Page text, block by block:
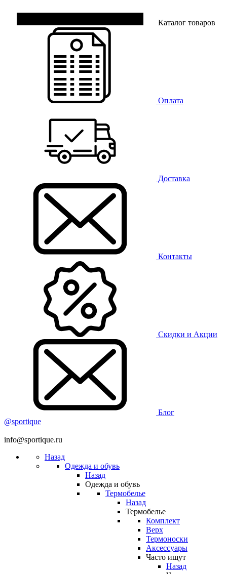
Каталог товаров
Оплата
Доставка
Контакты
Скидки и Акции
Блог
@sportique
info@sportique.ru
Назад
Одежда и обувь
Назад
Одежда и обувь
Термобелье
Назад
Термобелье
Комплект
Верх
Термоноски
Аксессуары
Часто ищут
Назад